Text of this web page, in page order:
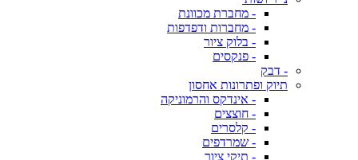
- מחברת מכוונת
- מחברות ודפדפות
- בלוק ציור
- פנקסים
- דבק
תיוק ופתרונות אחסון
- אינדקס והרמוניקה
- חוצצים
- קלסרים
- שמרדפים
- תיקי ציור